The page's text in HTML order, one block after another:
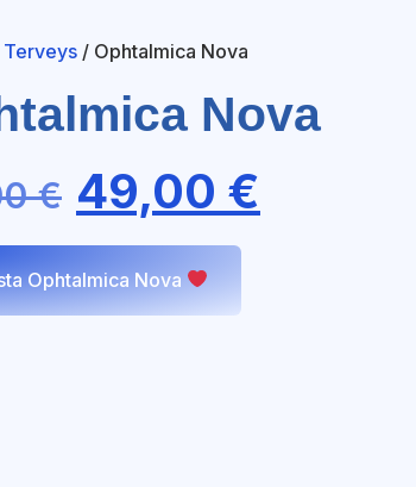
Terveys / Ophtalmica Nova
Nova
€ 49,00 €
Ophtalmica Nova